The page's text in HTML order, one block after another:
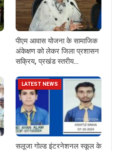
पीएम आवास योजना के सामाजिक
अंकेक्षण को लेकर जिला प्रशासन
सक्रिय, प्रखंड स्तरीय…
LATEST NEWS
सलूजा गोल्ड इंटरनेशनल स्कूल के